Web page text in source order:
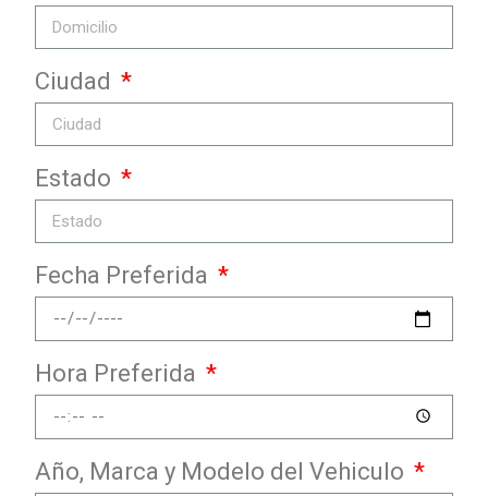
Ciudad
Estado
Fecha Preferida
Hora Preferida
Año, Marca y Modelo del Vehiculo